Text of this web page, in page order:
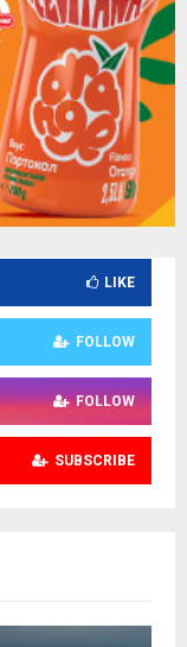
LIKE
FOLLOW
FOLLOW
SUBSCRIBE